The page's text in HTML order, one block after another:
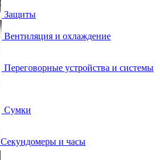
Защиты
Вентиляция и охлаждение
Переговорные устройства и системы
Сумки
Секундомеры и часы